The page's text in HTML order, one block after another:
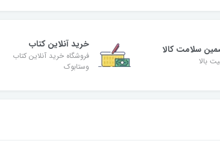
سلامت کالا
بالا
خرید آنلاین کتاب
فروشگاه خرید آنلاین کتاب
وستابوک